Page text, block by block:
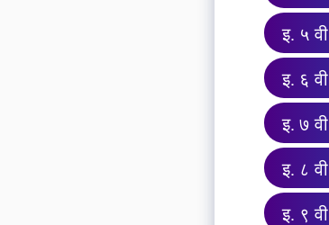
इ. ५
इ. ६
इ. ७
इ. ८
इ. ९